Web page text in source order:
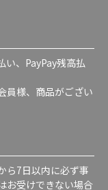
い、PayPay残高払
員様、商品がござい
ら7日以内に必ず事
お受けできない場合